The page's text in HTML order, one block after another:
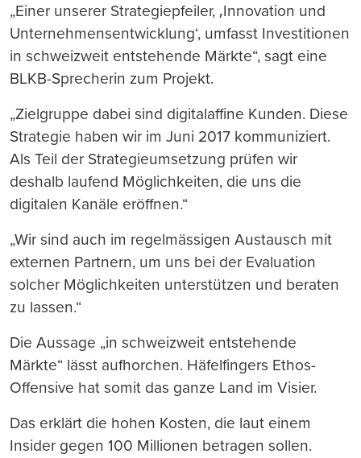
„Einer unserer Strategiepfeiler, ‚Innovation und
Unternehmensentwicklung‘, umfasst Investitionen
in schweizweit entstehende Märkte“, sagt eine
BLKB-Sprecherin zum Projekt.
„Zielgruppe dabei sind digitalaffine Kunden. Diese
Strategie haben wir im Juni 2017 kommuniziert.
Als Teil der Strategieumsetzung prüfen wir
deshalb laufend Möglichkeiten, die uns die
digitalen Kanäle eröffnen.“
„Wir sind auch im regelmässigen Austausch mit
externen Partnern, um uns bei der Evaluation
solcher Möglichkeiten unterstützen und beraten
zu lassen.“
Die Aussage „in schweizweit entstehende
Märkte“ lässt aufhorchen. Häfelfingers Ethos-
Offensive hat somit das ganze Land im Visier.
Das erklärt die hohen Kosten, die laut einem
Insider gegen 100 Millionen betragen sollen.